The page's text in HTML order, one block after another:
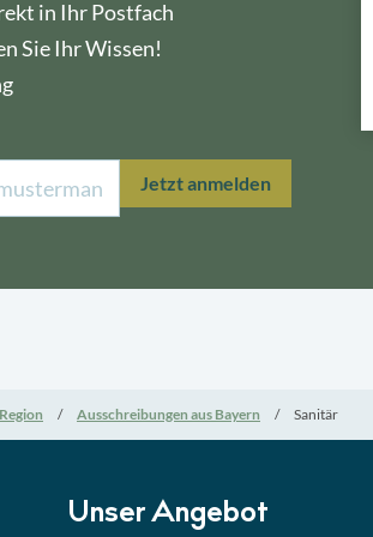
in Ihr Postfach
Sie Ihr Wissen!
Jetzt anmelden
Region Ausschreibungen aus Bayern Sanitär
Unser Angebot